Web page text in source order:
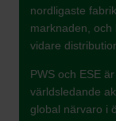
nordligaste
marknaden,
vidare
PWS och ESE
världsledande
global närvaro i